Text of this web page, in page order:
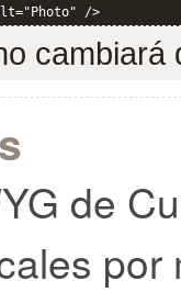
/>
cambiará
de